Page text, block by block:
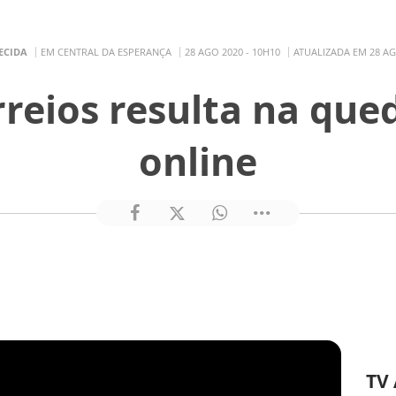
EM CENTRAL DA ESPERANÇA 28 AGO 2020 - 10H10 ATUALIZADA EM 28
resulta na
online
TV